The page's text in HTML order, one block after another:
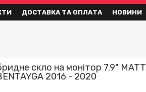
ДОСТАВКА ТА ОПЛАТА НОВИНИ
скло на монітор 7.9" MATT
2016 - 2020